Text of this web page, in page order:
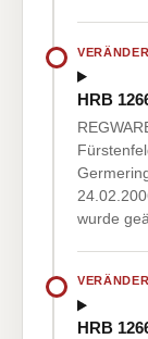
HRB
wurde
HRB